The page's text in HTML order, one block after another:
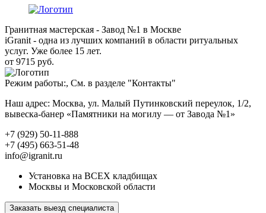
Гранитная мастерская - Завод №1 в Москве
iGranit - одна из лучших компаний в области ритуальных
услуг. Уже более 15 лет.
от 9715 руб.
Режим работы:, См. в разделе "Контакты"
Наш адрес: Москва, ул. Малый Путинковский переулок, 1/2,
вывеска-банер «Памятники на могилу — от Завода №1»
+7 (929) 50-11-888
+7 (495) 663-51-48
info@igranit.ru
Установка на ВСЕХ кладбищах
Москвы и Московской области
Заказать выезд специалиста